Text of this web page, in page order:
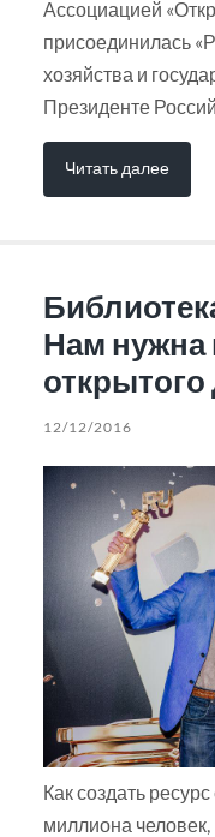
Ассоциацией
присоединилась
хозяйства и
Президенте
Читать далее
Нам нужна
открытого
12/12/2016
Как создать
миллиона